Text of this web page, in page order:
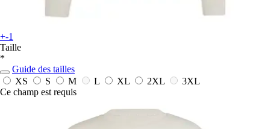
+-1
Taille
*
Guide des tailles
XS
S M L XL 2XL
3XL
Ce champ est requis